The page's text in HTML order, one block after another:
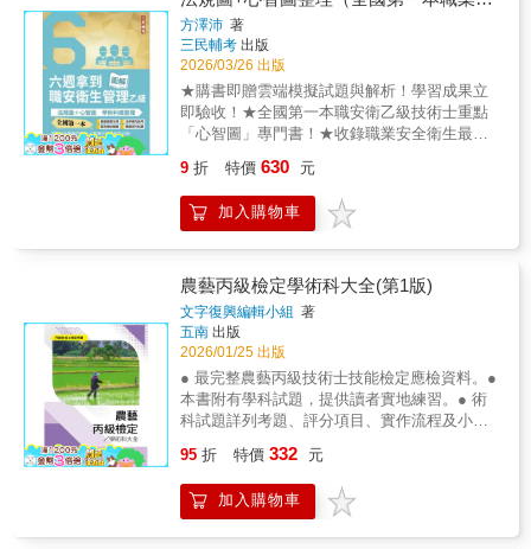
定的試題，加以歸納、整理、解析，並收集多
本教科書之精華部份，將「工業安全管理」的
課文內容由原先的十三章增為十六章，再輔以
第十七章的近年試題與解析，以解題的方式編
寫，其解析的特點在簡單扼要，由淺入深，條
例分明，便於讀者吸收。由於歷年的工業安全
管理考題，涵蓋範圍很廣，因此，要能掌握答
題要領的關鍵在於有經驗的名師為你解題，藉
領所在。 ◎全面收錄81~114年考題 實際的演
練是各類考試的勝負關鍵，所以應該要選擇收
錄大量試題的參考書，本書所收錄的歷屆試題
藉由實際的大範圍考題，可自我檢視學習成
效。建議務必熟讀一到十七章，先寫過後再對
答案，錯誤的題目亦可先自行思考，若真的沒
辦法再參考解析，針對弱點加強複習。如此才
能有效地完成自我複習、精進的考試目標。
全衛生管理技術士心智圖專門書籍）(五
版)
方澤沛 著
三民輔考 出版
2026/03/26 出版
★購書即贈雲端模擬試題與解析！學習成果立
即驗收！★全國第一本職安衛乙級技術士重點
「心智圖」專門書！★收錄職業安全衛生最新
拿到職業安全衛生管理乙級》憑藉優質內容與
精心繪製的法規導圖與心智圖，讓考生更容易
吸收與理解要點，甫一推出即受到讀者的歡迎
生們修訂了《六週拿到職業安全衛生管理乙
級》五版，除了將前版內容做汰舊與更新，並
針對目前的出題趨勢，增補了最新職安法規的
修訂內容，再輔以精心歸納與整理的圖表，協
助考生收事半功倍之效。【適用對象】《六週
拿到職業安全衛生管理乙級》（書號：
9786267885116）適用於職業安全衛生管理乙
級技術士考試，特別針對以下身份的人士所設
計：1.非本科畢業生，苦於找不到考試重點的
照提升實力的上班族。3.需要考取證照來增加
工作優勢的社會新鮮人。【本書特色】作者方
澤沛老師，對於職安衛相關領域的規劃與執行
9 折 特價 630 元
加入購物車
農藝丙級檢定學術科大全(第1版)
文字復興編輯小組 著
五南 出版
2026/01/25 出版
● 最完整農藝丙級技術士技能檢定應檢資料。●
本書附有學科試題，提供讀者實地練習。● 術
科試題詳列考題、評分項目、實作流程及小提
題操作圖解詳細、一目了然，能快速領略施作
技巧，進而達到事半功倍之效，輕鬆取得丙級
證照。
95 折 特價 332 元
加入購物車